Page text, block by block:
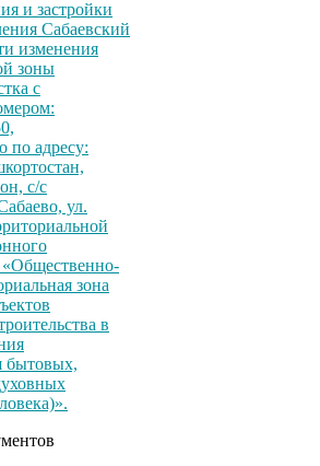
и застройки
Сабаевский
изменения
зоны
с
по адресу:
с/с
ул.
«Общественно-
зона
в
бытовых,